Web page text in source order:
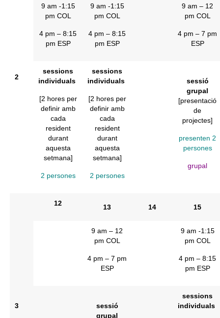
2
9 am -1:15
pm COL
4 pm – 8:15
pm ESP
9 am -1:15
pm COL
4 pm – 8:15
pm ESP
9 am – 12
pm COL
4 pm – 7 pm
ESP
sessions
individuals
[2 hores per
definir amb
cada
resident
durant
aquesta
setmana]
2 persones
sessions
individuals
[2 hores per
definir amb
cada
resident
durant
aquesta
setmana]
2 persones
sessió
grupal
[presentació
de
projectes]
presenten 2
persones
grupal
3
12 13 14 15
9 am – 12
pm COL
4 pm – 7 pm
ESP
9 am -1:15
pm COL
4 pm – 8:15
pm ESP
sessió
grupal
sessions
individuals